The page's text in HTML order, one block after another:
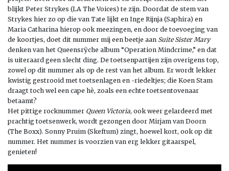
blijkt Peter Strykes (LA The Voices) te zijn. Doordat de stem van
Strykes hier zo op die van Tate lijkt en Inge Rijnja (Saphira) en
Maria Catharina hierop ook meezingen, en door de toevoeging van
de koortjes, doet dit nummer mij een beetje aan Suite Sister Mary
denken van het Queensrÿche album “Operation Mindcrime,” en dat
is uiteraard geen slecht ding. De toetsenpartijen zijn overigens top,
zowel op dit nummer als op de rest van het album. Er wordt lekker
kwistig gestrooid met toetsenlagen en -riedeltjes; die Koen Stam
draagt toch wel een cape hè, zoals een echte toetsentovenaar
betaamt?
Het pittige rocknummer Queen Victoria, ook weer gelardeerd met
prachtig toetsenwerk, wordt gezongen door Mirjam van Doorn
(The Boxx). Sonny Pruim (Skeftum) zingt, hoewel kort, ook op dit
nummer. Het nummer is voorzien van erg lekker gitaarspel,
genieten!